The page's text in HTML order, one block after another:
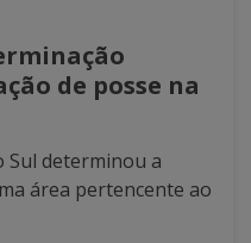
de posse na
Sul determinou a
área pertencente ao